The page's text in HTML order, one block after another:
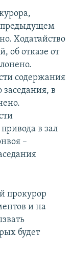
предыдущем
Ходатайство
об отказе от
содержания
заседания, в
в зал
–
прокурор
и на
будет